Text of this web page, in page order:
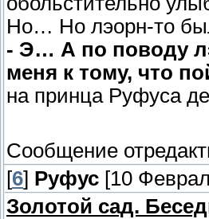
Но… Но лэорн-то
- Э… А по поводу
меня к тому, что
на принца Руфуса
Сообщение
[6] Руфус [10
Золотой сад.